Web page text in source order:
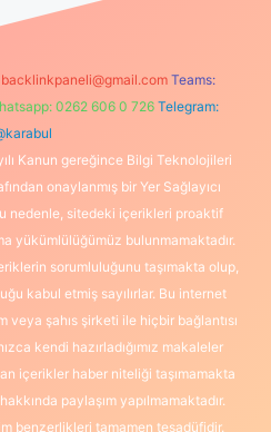
backlinkpaneli@gmail.com Teams:
0262 606 0 726 Telegram:
Kanun gereğince Bilgi Teknolojileri
onaylanmış bir Yer Sağlayıcı
nedenle, sitedeki içerikleri proaktif
yükümlülüğümüz bulunmamaktadır.
sorumluluğunu taşımakta olup,
kabul etmiş sayılırlar. Bu internet
veya şahıs şirketi ile hiçbir bağlantısı
kendi hazırladığımız makaleler
içerikler haber niteliği taşımamakta
paylaşım yapılmamaktadır.
benzerlikleri tamamen tesadüfidir.